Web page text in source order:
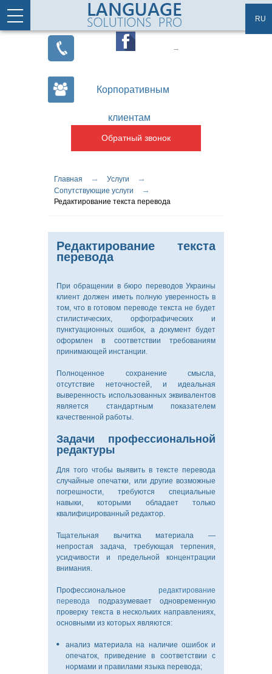
Перейти к основному содержанию
RU
Корпоративным
клиентам
Обратный звонок
Вы здесь
Главная → Услуги →
Сопутствующие услуги →
Редактирование текста перевода
Редактирование текста
перевода
При обращении в бюро переводов Украины
клиент должен иметь полную уверенность в
том, что в готовом переводе текста не будет
стилистических, орфографических и
пунктуационных ошибок, а документ будет
оформлен в соответствии требованиям
принимающей инстанции.
Полноценное сохранение смысла,
отсутствие неточностей, и идеальная
выверенность использованных эквивалентов
является стандартным показателем
качественной работы.
Задачи профессиональной
редактуры
Для того чтобы выявить в тексте перевода
случайные опечатки, или другие возможные
погрешности, требуются специальные
навыки, которыми обладает только
квалифицированный редактор.
Тщательная вычитка материала —
непростая задача, требующая терпения,
усидчивости и предельной концентрации
внимания.
Профессиональное редактирование
перевода подразумевает одновременную
проверку текста в нескольких направлениях,
основными из которых являются:
анализ материала на наличие ошибок и
опечаток, приведение в соответствии с
нормами и правилами языка перевода;
Статьи Карта сайта